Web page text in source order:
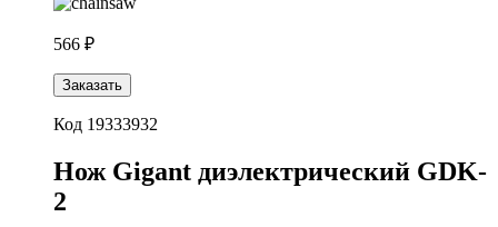
566 ₽
Заказать
Код 19333932
Нож Gigant диэлектрический GDK-
2